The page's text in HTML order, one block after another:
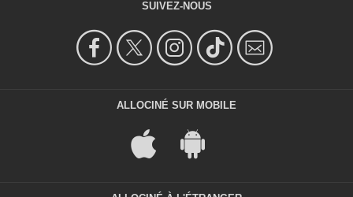
SUIVEZ-NOUS
ALLOCINÉ SUR MOBILE